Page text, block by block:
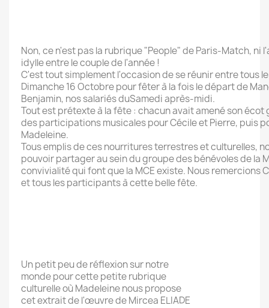
Non, ce n'est pas la rubrique "People" de Paris-Match, ni
idylle entre le couple de l'année !
C'est tout simplement l'occasion de se réunir entre tous
Dimanche16 Octobre pour fêter à la fois le départ de
Benjamin, nos salariés duSamediaprès-midi.
Tout est prétexte à la fête : chacun avait amené son
des participations musicales pour Cécile et Pierre, puis
Madeleine.
Tous emplis de ces nourritures terrestres et culturelles,
pouvoir partager au sein du groupe des bénévoles de la
convivialité qui font que la MCE existe. Nous remercions
et tous les participants à cette belle fête.
Un petit peu de réflexion sur notre
monde pour cette petite rubrique
culturelle où Madeleine nous propose
cet extrait de l'œuvre de Mircea ELIADE